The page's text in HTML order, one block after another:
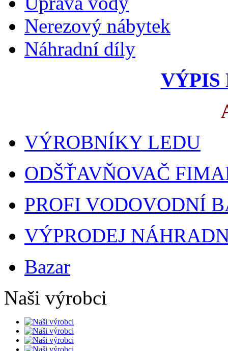
Nerezový nábytek
Náhradní díly
VÝPIS
VÝROBNÍKY LEDU
ODŠŤAVŇOVAČ
PROFI VODOVODNÍ
VÝPRODEJ
Bazar
Naši výrobci